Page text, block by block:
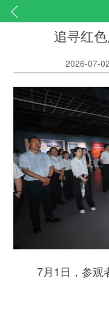
追寻红
2026-07-
7月1日，参观